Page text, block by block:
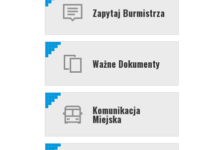
Zapytaj Burmistrza
Ważne Dokumenty
Komunikacja
Miejska